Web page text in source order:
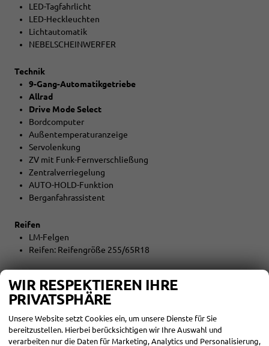
LED-Tagfahrlicht
LED-Heckleuchten
Lichtautomatik
NEBELSCHEINWERFER
Technik
9-Gang-Automatikgetriebe
Allrad
Drive Mode Select
Bordcomputer
Außentemperaturanzeige
Servolenkung
ZV mit Funk-Fernverschließung
Zentralverriegelung
AUTO-HOLD-Funktion
Berganfahrassistent
Reifen
LM-Felgen
Reifen: Reifengröße 255/65R18
Abgaskonzept EU6e
DIESELPARTIKELFILTER
START-STOPP-Automatik
Sonstiges
WIR RESPEKTIEREN IHRE
PRIVATSPHÄRE
Unsere Website setzt Cookies ein, um unsere Dienste für Sie
bereitzustellen. Hierbei berücksichtigen wir Ihre Auswahl und
verarbeiten nur die Daten für Marketing, Analytics und Personalisierung,